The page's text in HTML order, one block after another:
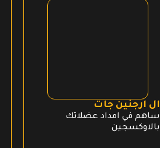
ال ارجنين جات
ساهم في امداد عضلاتك
بالاوكسجين